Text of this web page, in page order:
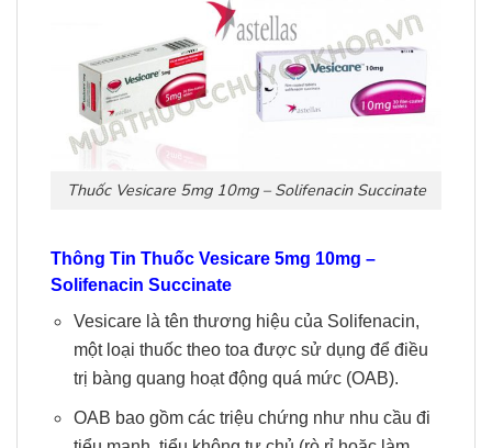
Thuốc Vesicare 5mg 10mg – Solifenacin Succinate
Thông Tin Thuốc Vesicare 5mg 10mg –
Solifenacin Succinate
Vesicare là tên thương hiệu của Solifenacin,
một loại thuốc theo toa được sử dụng để điều
trị bàng quang hoạt động quá mức (OAB).
OAB bao gồm các triệu chứng như nhu cầu đi